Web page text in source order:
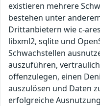
existieren mehrere
bestehen unter
Drittanbietern wie c-
libxml2, sqlite und
Schwachstellen
auszuführen,
offenzulegen, einen
auszulösen und Daten
erfolgreiche